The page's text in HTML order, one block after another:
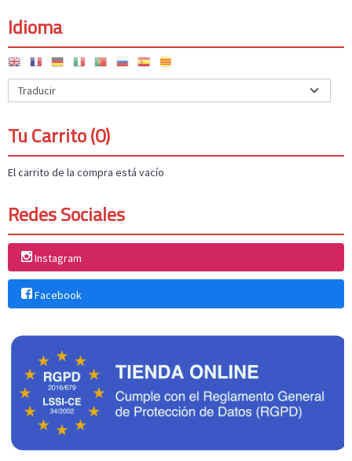
Idioma
Tu Carrito (0)
El carrito de la compra está vacío
Redes Sociales
Instagram
Facebook